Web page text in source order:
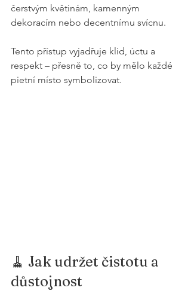
čerstvým květinám, kamenným
dekoracím nebo decentnímu svícnu.
Tento přístup vyjadřuje klid, úctu a
respekt – přesně to, co by mělo každé
pietní místo symbolizovat.
🧹 Jak udržet čistotu a
důstojnost